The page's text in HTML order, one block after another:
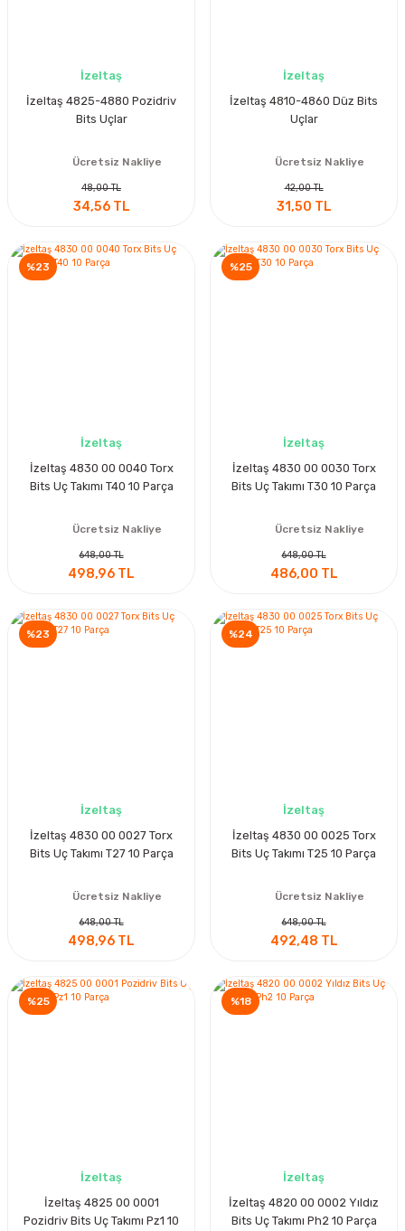
İzeltaş
İzeltaş 4825-4880 Pozidriv
Bits Uçlar
Ücretsiz Nakliye
48,00 TL
34,56 TL
İzeltaş
İzeltaş 4810-4860 Düz Bits
Uçlar
Ücretsiz Nakliye
42,00 TL
31,50 TL
%23
İzeltaş
İzeltaş 4830 00 0040 Torx
Bits Uç Takımı T40 10 Parça
Ücretsiz Nakliye
648,00 TL
498,96 TL
%25
İzeltaş
İzeltaş 4830 00 0030 Torx
Bits Uç Takımı T30 10 Parça
Ücretsiz Nakliye
648,00 TL
486,00 TL
%23
İzeltaş
İzeltaş 4830 00 0027 Torx
Bits Uç Takımı T27 10 Parça
Ücretsiz Nakliye
648,00 TL
498,96 TL
%24
İzeltaş
İzeltaş 4830 00 0025 Torx
Bits Uç Takımı T25 10 Parça
Ücretsiz Nakliye
648,00 TL
492,48 TL
%25
İzeltaş
İzeltaş 4825 00 0001
Pozidriv Bits Uç Takımı Pz1 10
%18
İzeltaş
İzeltaş 4820 00 0002 Yıldız
Bits Uç Takımı Ph2 10 Parça